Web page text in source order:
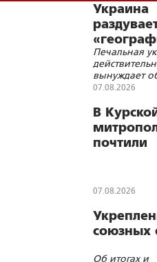
Украина
войну» с
Польшей
Печальная
вынуждает
требовать
наркотика –
начинается
07.08.2026
В
почтили
событий 6
года
07.08.2026
союзных
Об итогах и